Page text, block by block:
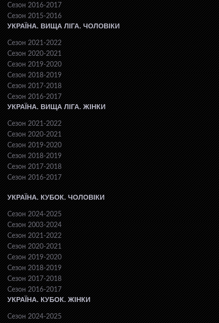
Сезон 2016-2017
Сезон 2015-2016
УКРАЇНА. ВИЩА ЛІГА. ЧОЛОВІКИ
Сезон 2021-2022
Сезон 2020-2021
Сезон 2019-2020
Сезон 2018-2019
Сезон 2017-2018
Сезон 2016-2017
УКРАЇНА. ВИЩА ЛІГА. ЖІНКИ
Сезон 2021-2022
Сезон 2020-2021
Сезон 2019-2020
Сезон 2018-2019
Сезон 2017-2018
Сезон 2016-2017
УКРАЇНА. КУБОК. ЧОЛОВІКИ
Сезон 2024-2025
Сезон 2003-2024
Сезон 2021-2022
Сезон 2020-2021
Сезон 2019-2020
Сезон 2018-2019
Сезон 2017-2018
Сезон 2016-2017
УКРАЇНА. КУБОК. ЖІНКИ
Сезон 2024-2025